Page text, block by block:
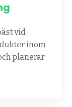
vid
inom
planerar